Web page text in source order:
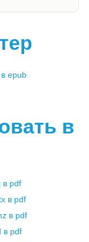
в epub
в
в pdf
в pdf
в pdf
в pdf